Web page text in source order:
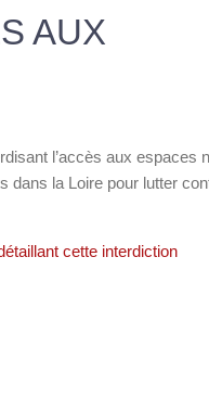
AUX
l’accès aux espaces
dans la Loire pour lutter
cette interdiction